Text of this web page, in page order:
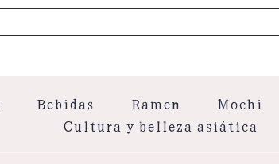
Bebidas Ramen Mochi
Cultura y belleza asiática